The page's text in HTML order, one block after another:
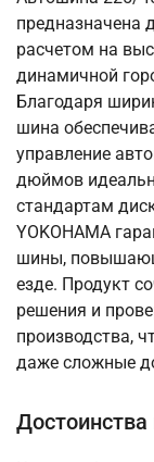
предназначена
расчетом на
динамичной
Благодаря
шина
управление
дюймов
стандартам
YOKOHAMA
шины,
езде. Продукт
решения и
производства,
даже сложные
Достоинства